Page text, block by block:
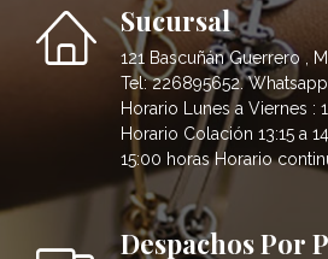
Sucursal
121 Bascuñán Guerrero ,
Tel: 226895652.
Horario Lunes a Viernes :
Horario Colación 13:15 a
15:00 horas Horario
Despachos Por